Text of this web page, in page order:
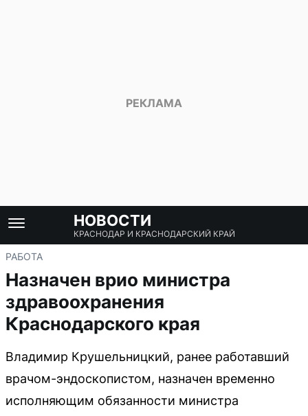
НОВОСТИ
КРАСНОДАР И КРАСНОДАРСКИЙ КРАЙ
РАБОТА
Назначен врио министра
здравоохранения
Краснодарского края
Владимир Крушельницкий, ранее работавший
врачом-эндоскопистом, назначен временно
исполняющим обязанности министра